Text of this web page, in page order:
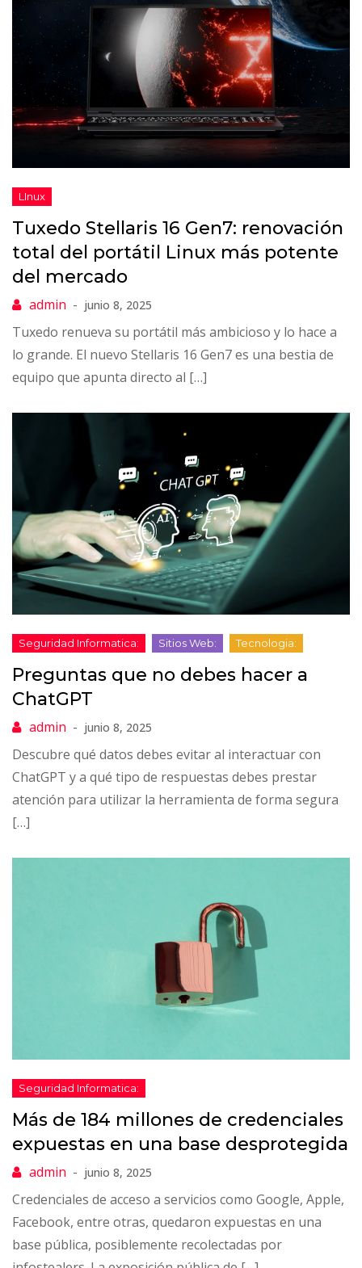
Tuxedo Stellaris 16 Gen7: renovación
total del portátil Linux más potente
del mercado
junio 8, 2025
Tuxedo renueva su portátil más ambicioso y lo hace a
lo grande. El nuevo Stellaris 16 Gen7 es una bestia de
equipo que apunta directo al […]
Preguntas que no debes hacer a
ChatGPT
junio 8, 2025
Descubre qué datos debes evitar al interactuar con
ChatGPT y a qué tipo de respuestas debes prestar
atención para utilizar la herramienta de forma segura
[…]
Más de 184 millones de credenciales
expuestas en una base desprotegida
junio 8, 2025
Credenciales de acceso a servicios como Google, Apple,
Facebook, entre otras, quedaron expuestas en una
base pública, posiblemente recolectadas por